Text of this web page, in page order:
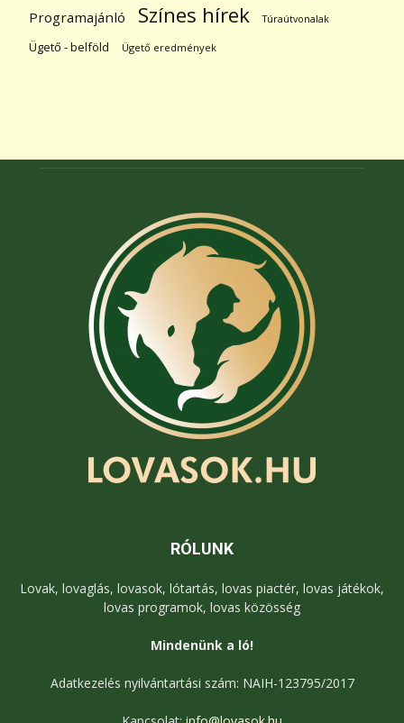
Programajánló Színes hírek Túraútvonalak
Ügető - belföld Ügető eredmények
RÓLUNK
Lovak, lovaglás, lovasok, lótartás, lovas piactér, lovas játékok,
lovas programok, lovas közösség
Mindenünk a ló!
Adatkezelés nyilvántartási szám: NAIH-123795/2017